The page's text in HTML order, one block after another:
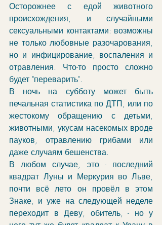
Осторожнее с едой животного
происхождения, и случайными
сексуальными контактами: возможны
не только любовные разочарования,
но и инфицирование, воспаления и
отравления. Что-то просто сложно
будет "переварить".
В ночь на субботу может быть
печальная статистика по ДТП, или по
жестокому обращению с детьми,
животными, укусам насекомых вроде
пауков, отравлению грибами или
даже случаям бешенства.
В любом случае, это - последний
квадрат Луны и Меркурия во Льве,
почти всё лето он провёл в этом
Знаке, и уже на следующей неделе
переходит в Деву, обитель, - но у